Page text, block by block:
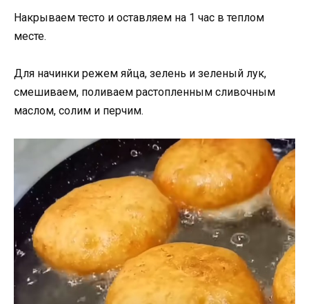
Накрываем тесто и оставляем на 1 час в теплом
месте.
Для начинки режем яйца, зелень и зеленый лук,
смешиваем, поливаем растопленным сливочным
маслом, солим и перчим.